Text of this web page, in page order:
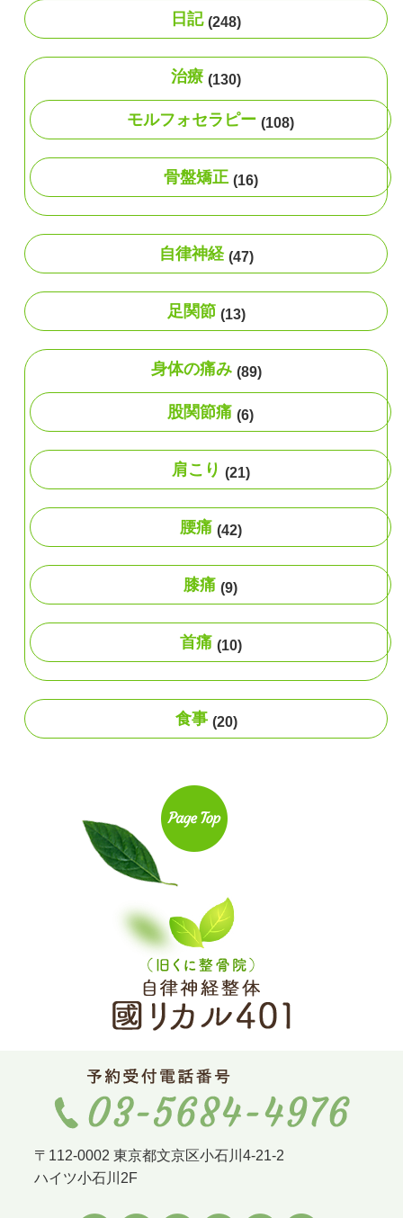
日記 (248)
治療 (130)
モルフォセラピー (108)
骨盤矯正 (16)
自律神経 (47)
足関節 (13)
身体の痛み (89)
股関節痛 (6)
肩こり (21)
腰痛 (42)
膝痛 (9)
首痛 (10)
食事 (20)
〒112-0002 東京都文京区小石川4-21-2
ハイツ小石川2F